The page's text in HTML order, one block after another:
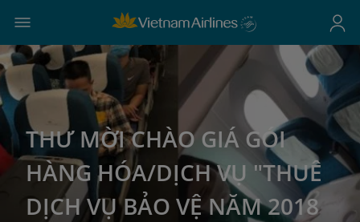
THƯ MỜI CHÀO GIÁ GÓI
HÀNG HÓA/DỊCH VỤ "THUÊ
DỊCH VỤ BẢO VỆ NĂM 2018